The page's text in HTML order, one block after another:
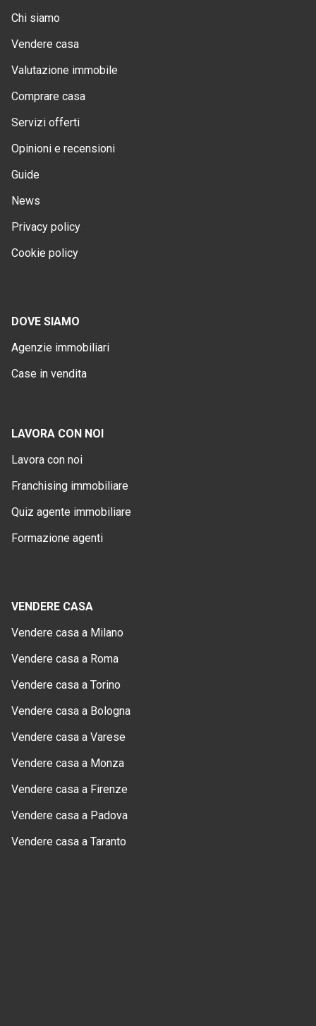
Chi siamo
Vendere casa
Valutazione immobile
Comprare casa
Servizi offerti
Opinioni e recensioni
Guide
News
Privacy policy
Cookie policy
DOVE SIAMO
Agenzie immobiliari
Case in vendita
LAVORA CON NOI
Lavora con noi
Franchising immobiliare
Quiz agente immobiliare
Formazione agenti
VENDERE CASA
Vendere casa a Milano
Vendere casa a Roma
Vendere casa a Torino
Vendere casa a Bologna
Vendere casa a Varese
Vendere casa a Monza
Vendere casa a Firenze
Vendere casa a Padova
Vendere casa a Taranto